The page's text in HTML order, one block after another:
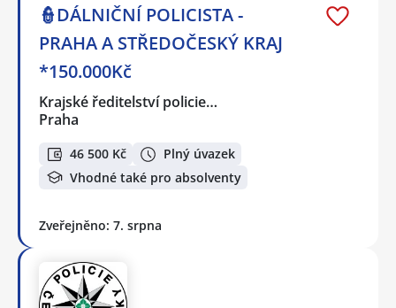
👮DÁLNIČNÍ POLICISTA -
PRAHA A STŘEDOČESKÝ KRAJ
*150.000Kč
Krajské ředitelství policie…
Praha
46 500 Kč
Plný úvazek
Vhodné také pro absolventy
Zveřejněno: 7. srpna